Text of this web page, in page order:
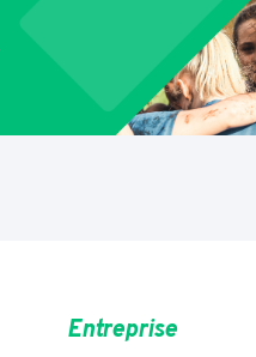
Entreprise